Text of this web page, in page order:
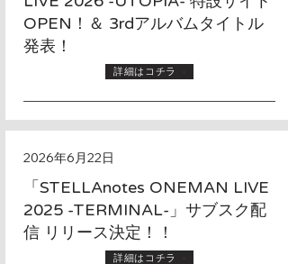
OPEN！＆ 3rdアルバムタイトル
発表！
詳細はコチラ
2026年6月22日
「STELLAnotes ONEMAN LIVE
2025 -TERMINAL-」サブスク配
信 リリース決定！！
詳細はコチラ